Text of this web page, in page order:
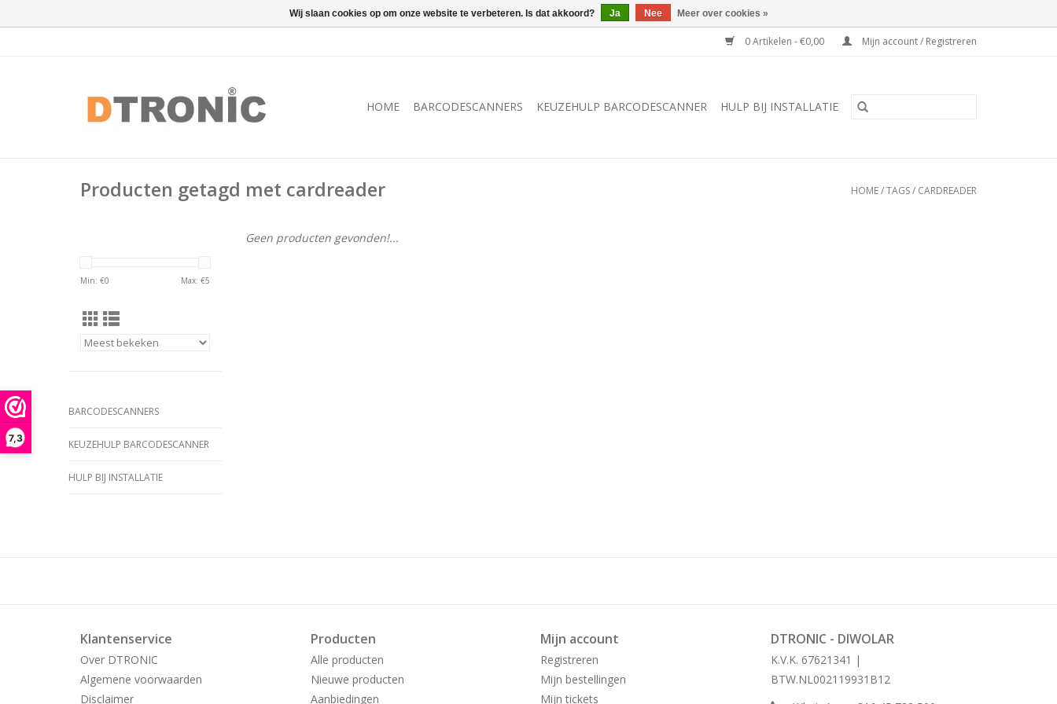
7,3
0 Artikelen - €0,00 Mijn account / Registreren
HOME BARCODESCANNERS KEUZEHULP BARCODESCANNER HULP BIJ INSTALLATIE
Producten getagd met cardreader HOME/TAGS/ CARDREADER
Min: €0 Max: €5
BARCODESCANNERS
KEUZEHULP BARCODESCANNER
HULP BIJ INSTALLATIE
Geen producten gevonden!...
Klantenservice
Over DTRONIC
Algemene voorwaarden
Disclaimer
Producten
Alle producten
Nieuwe producten
Aanbiedingen
Mijn account
Registreren
Mijn bestellingen
Mijn tickets
DTRONIC - DIWOLAR
K.V.K. 67621341 |
BTW.NL002119931B12
Wij slaan cookies op om onze website te verbeteren. Is dat akkoord? Ja Nee Meer over cookies »